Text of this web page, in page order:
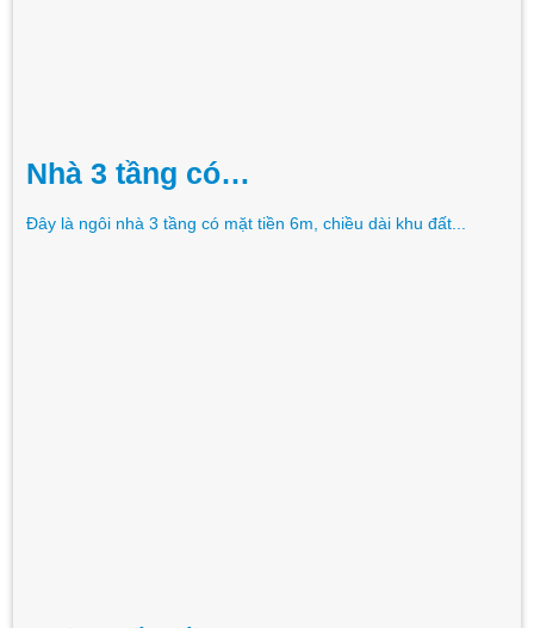
Nhà 3 tầng có…
Đây là ngôi nhà 3 tầng có mặt tiền 6m, chiều dài khu đất...